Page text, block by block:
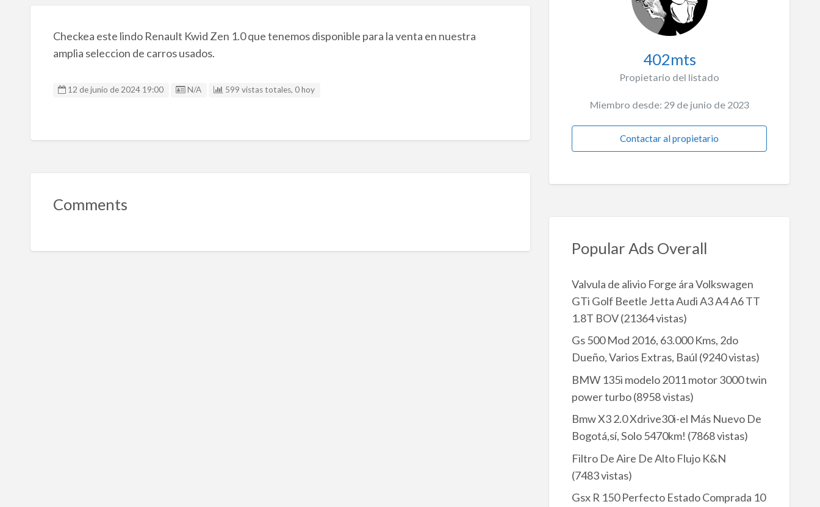
Checkea este lindo Renault Kwid Zen 1.0 que tenemos disponible para la venta en nuestra
amplia seleccion de carros usados.
12 de junio de 2024 19:00 Listing ID
N/A 599 vistas totales, 0 hoy
Comments
402mts
Propietario del listado
Miembro desde: 29 de junio de 2023
Contactar al propietario
Popular Ads Overall
Valvula de alivio Forge ára Volkswagen
GTi Golf Beetle Jetta Audi A3 A4 A6 TT
1.8T BOV(21364 vistas)
Gs 500 Mod 2016, 63.000 Kms, 2do
Dueño, Varios Extras, Baúl (9240 vistas)
BMW 135i modelo 2011 motor 3000 twin
power turbo(8958 vistas)
Bmw X3 2.0 Xdrive30i-el Más Nuevo De
Bogotá,sí, Solo 5470km! (7868 vistas)
Filtro De Aire De Alto Flujo K&N
(7483 vistas)
Gsx R 150 Perfecto Estado Comprada 10